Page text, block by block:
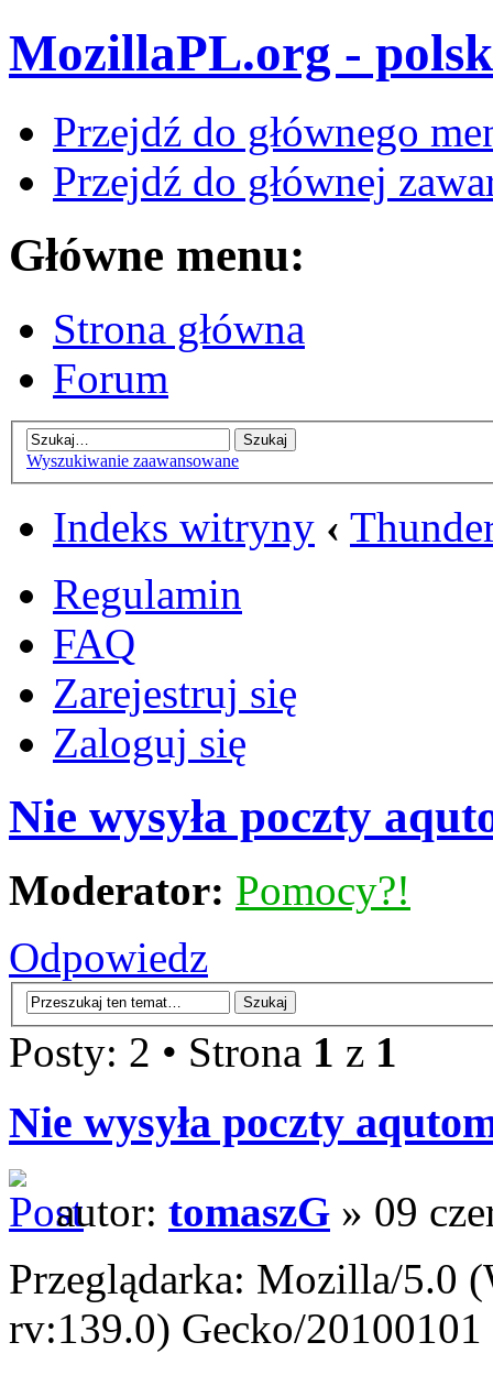
MozillaPL.org -
Przejdź do głównego
Przejdź do głównej
Główne menu:
Strona główna
Forum
Wyszukiwanie zaawansowane
Indeks witryny ‹
Regulamin
FAQ
Zarejestruj się
Zaloguj się
Nie wysyła poczty
Moderator: Pomocy?!
Odpowiedz
Posty: 2 • Strona 1 z 1
Nie wysyła poczty
autor: tomaszG » 09
Przeglądarka: Mozilla/5.0
rv:139.0) Gecko/